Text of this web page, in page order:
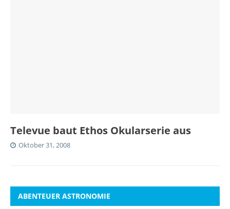
Televue baut Ethos Okularserie aus
Oktober 31, 2008
ABENTEUER ASTRONOMIE